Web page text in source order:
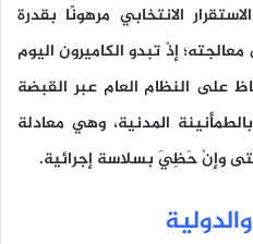
الانتخابي مرهونًا بقدرة
إذْ تبدو الكاميرون اليوم
على النظام العام عبر القبضة
المدنية، وهي معادلة
وإنْ حَظِيَ بسلاسة إجرائية.